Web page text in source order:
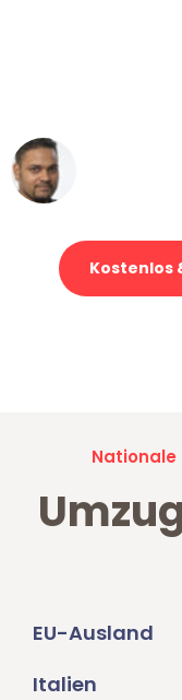
Kostenlos
Nationale
EU-Ausland
Italien